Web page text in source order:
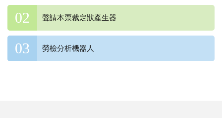
聲請本票裁定狀產生器
勞檢分析機器人